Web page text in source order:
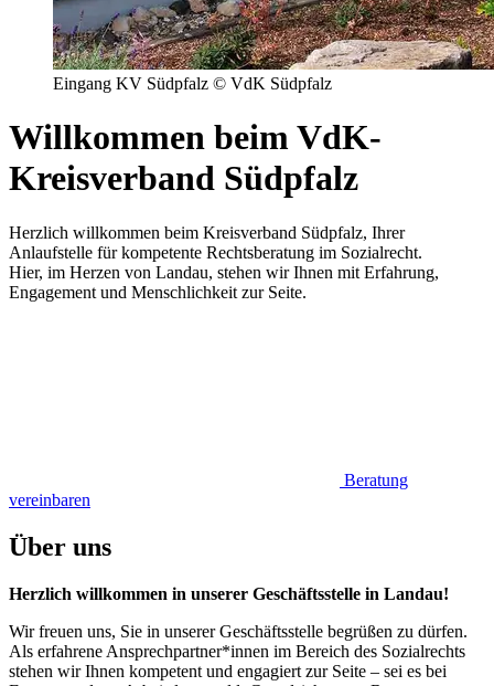
Eingang KV Südpfalz © VdK Südpfalz
Willkommen beim VdK-
Kreisverband Südpfalz
Herzlich willkommen beim Kreisverband Südpfalz, Ihrer
Anlaufstelle für kompetente Rechtsberatung im Sozialrecht.
Hier, im Herzen von Landau, stehen wir Ihnen mit Erfahrung,
Engagement und Menschlichkeit zur Seite.
Beratung
vereinbaren
Über uns
Herzlich willkommen in unserer Geschäftsstelle in Landau!
Wir freuen uns, Sie in unserer Geschäftsstelle begrüßen zu dürfen.
Als erfahrene Ansprechpartner*innen im Bereich des Sozialrechts
stehen wir Ihnen kompetent und engagiert zur Seite – sei es bei